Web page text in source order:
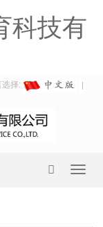
科技有
择: